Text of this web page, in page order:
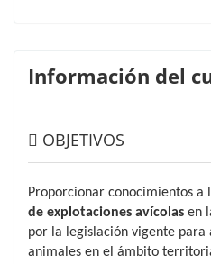
Información del
OBJETIVOS
Proporcionar conocimientos a
de explotaciones avícolas en
por la legislación vigente para
animales en el ámbito